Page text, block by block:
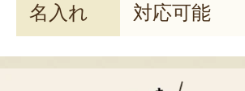
名入れ 対応可能